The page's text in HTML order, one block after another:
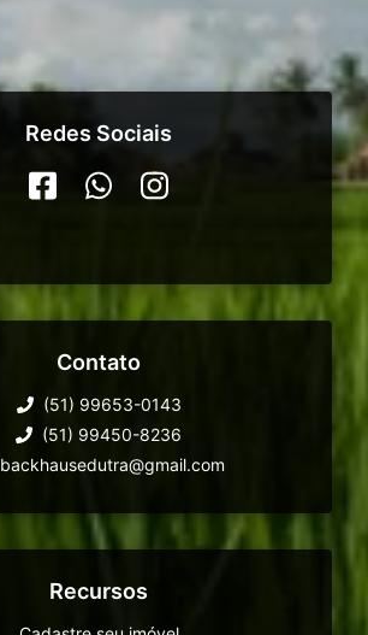
Redes Sociais
Contato
(51) 99653-0143
(51) 99450-8236
backhausedutra@gmail.com
Recursos